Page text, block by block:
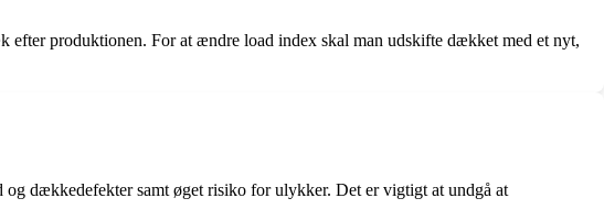
produktionen. For at ændre load index skal man udskifte dækket med et nyt,
dækkedefekter samt øget risiko for ulykker. Det er vigtigt at undgå at